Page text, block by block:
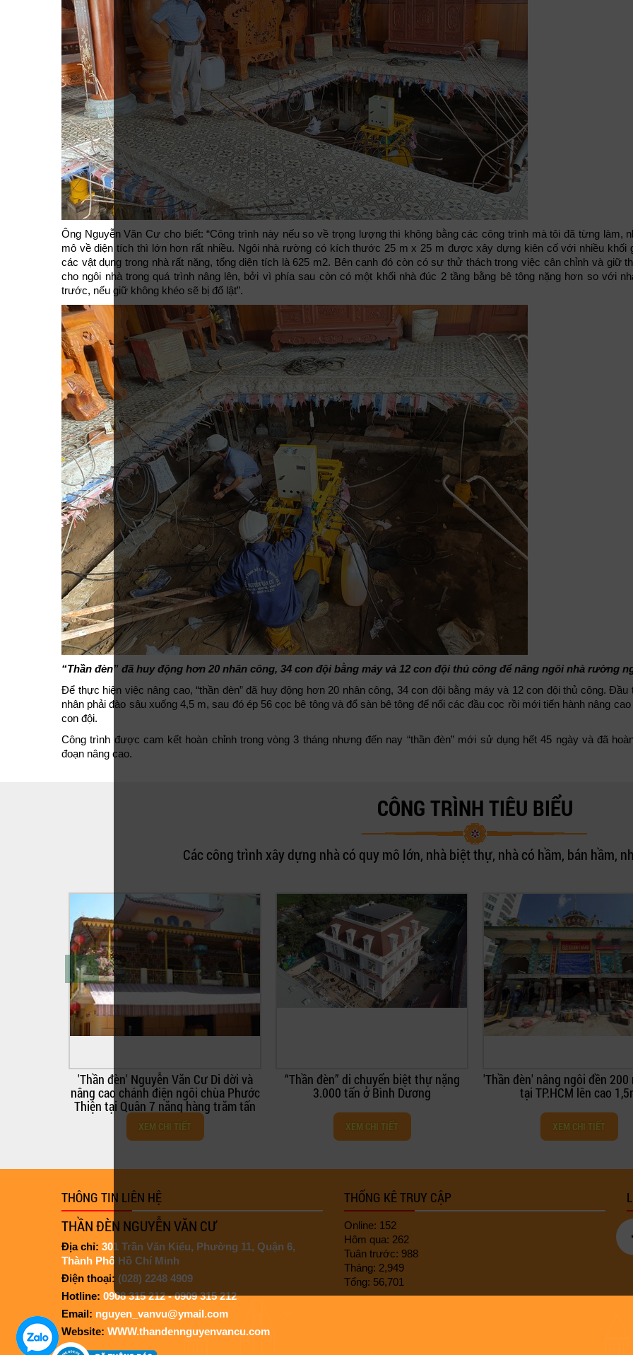
Ông Nguyễn Văn Cư cho biết: “Công trình này nếu so về trọng lượng thì không bằng các công trình mà tôi đã từng làm,
mô về diện tích thì lớn hơn rất nhiều. Ngôi nhà rường có kích thước 25 m x 25 m được xây dựng kiên cố với nhiều khối
các vật dụng trong nhà rất nặng, tổng diện tích là 625 m2. Bên cạnh đó còn có sự thử thách trong việc cân chỉnh và giữ
cho ngôi nhà trong quá trình nâng lên, bởi vì phía sau còn có một khối nhà đúc 2 tầng bằng bê tông nặng hơn so với
trước, nếu giữ không khéo sẽ bị đổ lật”.
“Thần đèn” đã huy động hơn 20 nhân công, 34 con đội bằng máy và 12 con đội thủ công để nâng ngôi nhà rường
Để thực hiện việc nâng cao, “thần đèn” đã huy động hơn 20 nhân công, 34 con đội bằng máy và 12 con đội thủ công. Đầu
nhân phải đào sâu xuống 4,5 m, sau đó ép 56 cọc bê tông và đổ sàn bê tông để nối các đầu cọc rồi mới tiến hành nâng
con đội.
Công trình được cam kết hoàn chỉnh trong vòng 3 tháng nhưng đến nay “thần đèn” mới sử dụng hết 45 ngày và đã
đoạn nâng cao.
CÔNG TRÌNH TIÊU BIỂU
Các công trình xây dựng nhà có quy mô lớn, nhà biệt thự, nhà có hầm, bán hầm,
Diện mạo mới của ngôi trường 5 tầng
sau khi được
XEM CHI TIẾT
Ép cọc - gia cố móng
XEM CHI TIẾT
“Thần đèn” Nguyễn Văn
chuyển ngôi chùa nặng
XEM CHI TIẾT
THÔNG TIN LIÊN HỆ
THẦN ĐÈN NGUYỄN VĂN CƯ
Địa chỉ: 301 Trần Văn Kiểu, Phường 11, Quận 6,
Thành Phố Hồ Chí Minh
Điện thoại: (028) 2248 4909
Hotline: 0908 315 212 - 0909 315 212
Email: nguyen_vanvu@ymail.com
Website: WWW.thandennguyenvancu.com
THỐNG KÊ TRUY CẬP
Online: 152
Hôm qua: 262
Tuân trước: 988
Tháng: 2,949
Tổng: 56,701